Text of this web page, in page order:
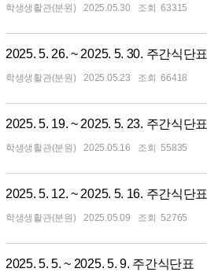
학생생활관(분원) 2025.05.30 63315
2025. 5. 26. ~ 2025. 5. 30. 주간식단표
학생생활관(분원) 2025.05.23 66418
2025. 5. 19. ~ 2025. 5. 23. 주간식단표
학생생활관(분원) 2025.05.16 55835
2025. 5. 12. ~ 2025. 5. 16. 주간식단표
학생생활관(분원) 2025.05.09 52765
2025. 5. 5. ~ 2025. 5. 9. 주간식단표